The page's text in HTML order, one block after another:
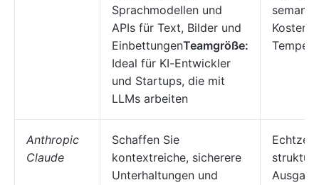
Sprachmodellen und
APIs für Text, Bilder und
EinbettungenTeamgröße:
Ideal für KI-Entwickler
und Startups, die mit
LLMs arbeiten
Kosten-
Anthropic
Claude
Schaffen Sie
kontextreiche, sicherere
Unterhaltungen und